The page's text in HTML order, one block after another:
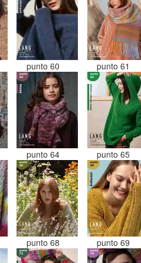
punto 60 punto 61
punto 64 punto 65
punto 68 punto 69